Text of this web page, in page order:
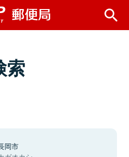
索
岡市